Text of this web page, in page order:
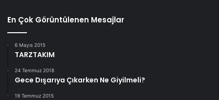
En Çok Görüntülenen Mesajlar
6 Mayıs 2015
TARZTAKIM
24 Temmuz 2018
Gece Dışarıya Çıkarken Ne Giyilmeli?
19 Temmuz 2015